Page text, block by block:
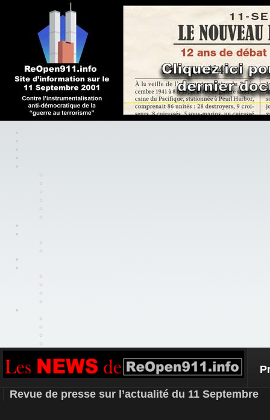
REOPEN911 – NEWS
Revue de presse sur l’actualité du 11 Septembre